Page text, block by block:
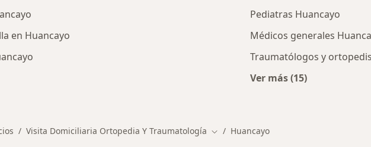
en Huancayo
Pediatras Huancayo
Médicos generales
Traumatólogos y
Ver más (15)
Visita Domiciliaria Ortopedia Y Traumatología Cambiar de ciudad
Huancayo